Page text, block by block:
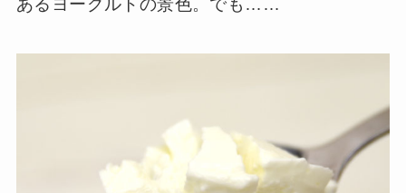
あるヨーグルトの景色。でも……